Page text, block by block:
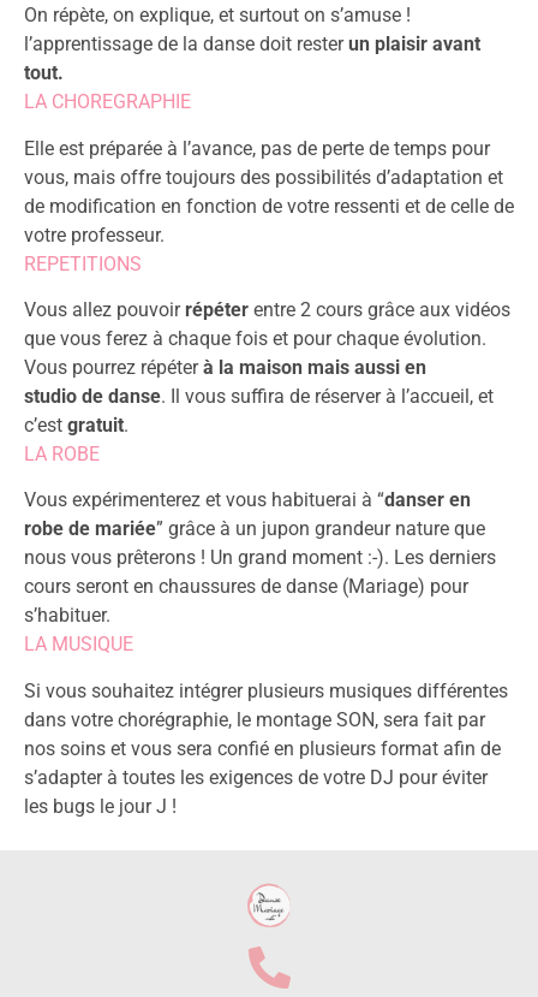
On répète, on explique, et surtout on s’amuse !
l’apprentissage de la danse doit resterun plaisir avant
tout.
LA CHOREGRAPHIE
Elle est préparée à l’avance, pas de perte de temps pour
vous, mais offre toujours des possibilités d’adaptation et
de modification en fonction de votre ressenti et de celle de
votre professeur.
REPETITIONS
Vous allez pouvoir répéter entre 2 cours grâce aux vidéos
que vous ferez à chaque fois et pour chaque évolution.
Vous pourrez répéterà la maison mais aussi en
studio de danse. Il vous suffira de réserver à l’accueil, et
c’est gratuit.
LA ROBE
Vous expérimenterez et vous habituerai à “danser en
robe de mariée” grâce à un jupon grandeur nature que
nous vous prêterons ! Un grand moment :-). Les derniers
cours seront en chaussures de danse (Mariage) pour
s’habituer.
LA MUSIQUE
Si vous souhaitez intégrer plusieurs musiques différentes
dans votre chorégraphie, le montage SON, sera fait par
nos soins et vous sera confié en plusieurs format afin de
s’adapter à toutes les exigences de votre DJ pour éviter
les bugs le jour J !